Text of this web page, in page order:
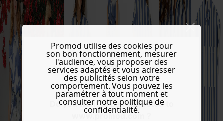
Do you want to be redirected to
www.promod.com ?
Promod utilise des cookies pour
son bon fonctionnement, mesurer
l'audience, vous proposer des
services adaptés et vous adresser
des publicités selon votre
comportement. Vous pouvez les
paramétrer à tout moment et
consulter notre politique de
confidentialité.